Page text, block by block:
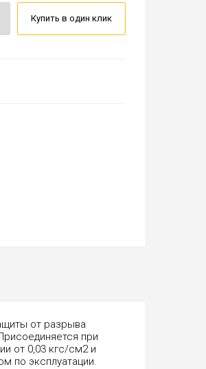
Купить в один клик
от разрыва
при
от 0,03 кгс/см2 и
по эксплуатации.